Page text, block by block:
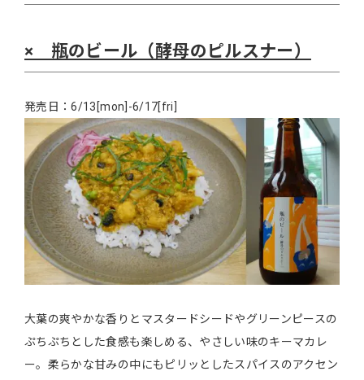
× 瓶のビール（酵母のピルスナー）
発売日：6/13[mon]-6/17[fri]
大葉の爽やかな香りとマスタードシードやグリーンピースの
ぷちぷちとした食感も楽しめる、やさしい味のキーマカレ
ー。柔らかな甘みの中にもピリッとしたスパイスのアクセン